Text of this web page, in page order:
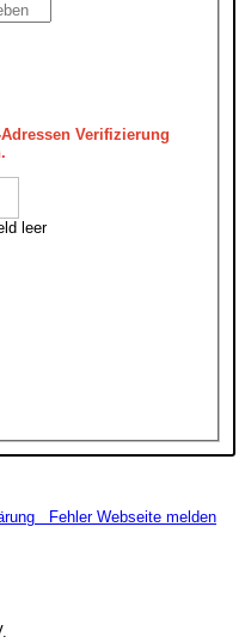
Verifizierung
leer
Fehler Webseite melden